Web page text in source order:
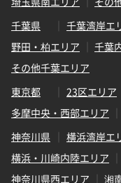
千葉県
千葉湾岸エ
野田・柏エリア
千葉
その他千葉エリア
東京都
23区エリア
多摩中央・西部エリア
神奈川県
横浜湾岸エ
横浜・川崎内陸エリア
神奈川県西エリア
湘